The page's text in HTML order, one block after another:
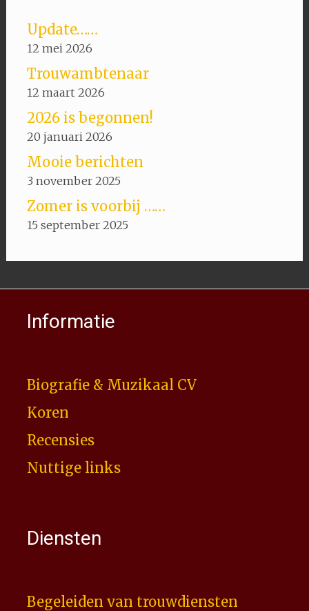
Update……
12 mei 2026
Trouwambtenaar
12 maart 2026
2026 is begonnen!
20 januari 2026
Mooie berichten
3 november 2025
Zomer is voorbij ……
15 september 2025
Informatie
Biografie & Muzikaal CV
Koren
Recensies
Nuttige links
Diensten
Begeleiden van trouwdiensten